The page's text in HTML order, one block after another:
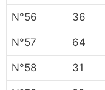
N°56 36
N°57 64
N°58 31